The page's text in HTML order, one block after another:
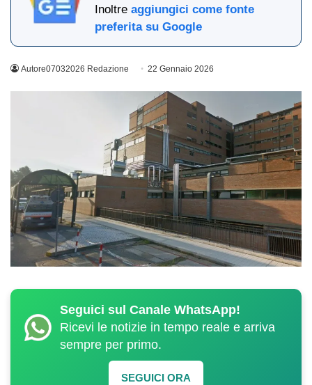
Inoltreaggiungici come fonte
preferita su Google
Autore07032026 Redazione 22 Gennaio 2026
Seguici sul Canale WhatsApp!
Ricevi le notizie in tempo reale e arriva
sempre per primo.
SEGUICI ORA